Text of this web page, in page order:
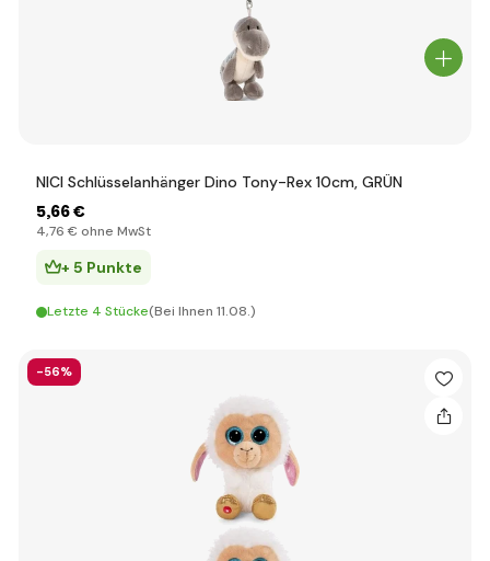
NICI Schlüsselanhänger Dino Tony-Rex 10cm, GRÜN
5,66 €
4,76 € ohne MwSt
+ 5 Punkte
Letzte 4 Stücke(Bei Ihnen 11.08.)
-56%